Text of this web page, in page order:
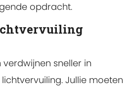
opdracht.
sneller in
Jullie moeten